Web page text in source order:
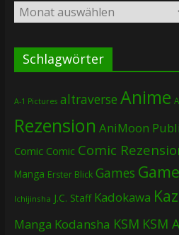
Archiv
Schlagwörter
A-1 Pictures altraverse Anime
Rezension AniMoon
Comic Comic Comic
Manga Erster Blick Games
Ichijinsha J.C. Staff Kadokawa
Manga Kodansha KSM KSM